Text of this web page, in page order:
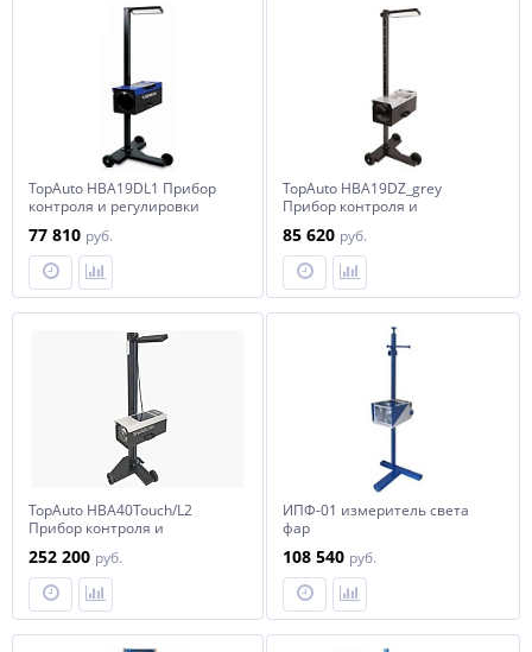
TopAuto HBA19DL1 Прибор
контроля и регулировки
77 810 руб.
TopAuto HBA19DZ_grey
Прибор контроля и
наводчиком
85 620 руб.
TopAuto HBA40Touch/L2
Прибор контроля и
252 200 руб.
ИПФ-01 измеритель света
фар
108 540 руб.